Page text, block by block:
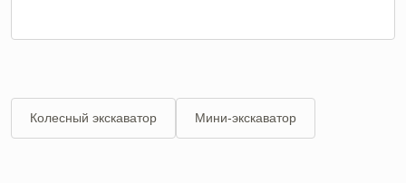
Колесный экскаватор Мини-экскаватор